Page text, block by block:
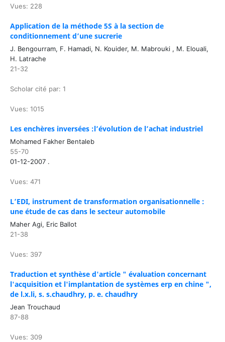
Vues: 228
Application de la méthode 5S à la section de
conditionnement d’une sucrerie
J. Bengourram, F. Hamadi, N. Kouider, M. Mabrouki , M. Elouali,
H. Latrache
21-32
Scholar cité par: 1
Vues: 1015
Les enchères inversées :l’évolution de l’achat industriel
Mohamed Fakher Bentaleb
55-70
01-12-2007 .
Vues: 471
L’EDI, instrument de transformation organisationnelle :
une étude de cas dans le secteur automobile
Maher Agi, Eric Ballot
21-38
Vues: 397
Traduction et synthèse d'article " évaluation concernant
l'acquisition et l'implantation de systèmes erp en chine ",
de l.x.li, s. s.chaudhry, p. e. chaudhry
Jean Trouchaud
87-88
Vues: 309